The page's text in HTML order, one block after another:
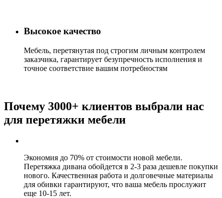
Высокое качество
Мебель, перетянутая под строгим личным контролем
заказчика, гарантирует безупречность исполнения и
точное соответствие вашим потребностям
Почему 3000+ клиентов выбрали нас
для перетяжки мебели
Экономия до 70% от стоимости новой мебели.
Перетяжка дивана обойдется в 2-3 раза дешевле покупки
нового. Качественная работа и долговечные материалы
для обивки гарантируют, что ваша мебель прослужит
еще 10-15 лет.